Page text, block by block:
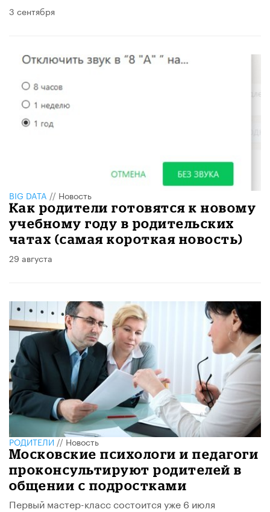
3 сентября
BIG DATA // Новость
Как родители готовятся к новому
учебному году в родительских
чатах (самая короткая новость)
29 августа
РОДИТЕЛИ//Новость
Московские психологи и педагоги
проконсультируют родителей в
общении с подростками
Первый мастер-класс состоится уже 6 июля